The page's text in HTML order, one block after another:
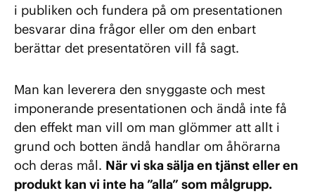
i publiken och fundera på om presentationen
besvarar dina frågor eller om den enbart
berättar det presentatören vill få sagt.
Man kan leverera den snyggaste och mest
imponerande presentationen och ändå inte få
den effekt man vill om man glömmer att allt i
grund och botten ändå handlar om åhörarna
och deras mål. När vi ska sälja en tjänst eller en
produkt kan vi inte ha ”alla” som målgrupp.